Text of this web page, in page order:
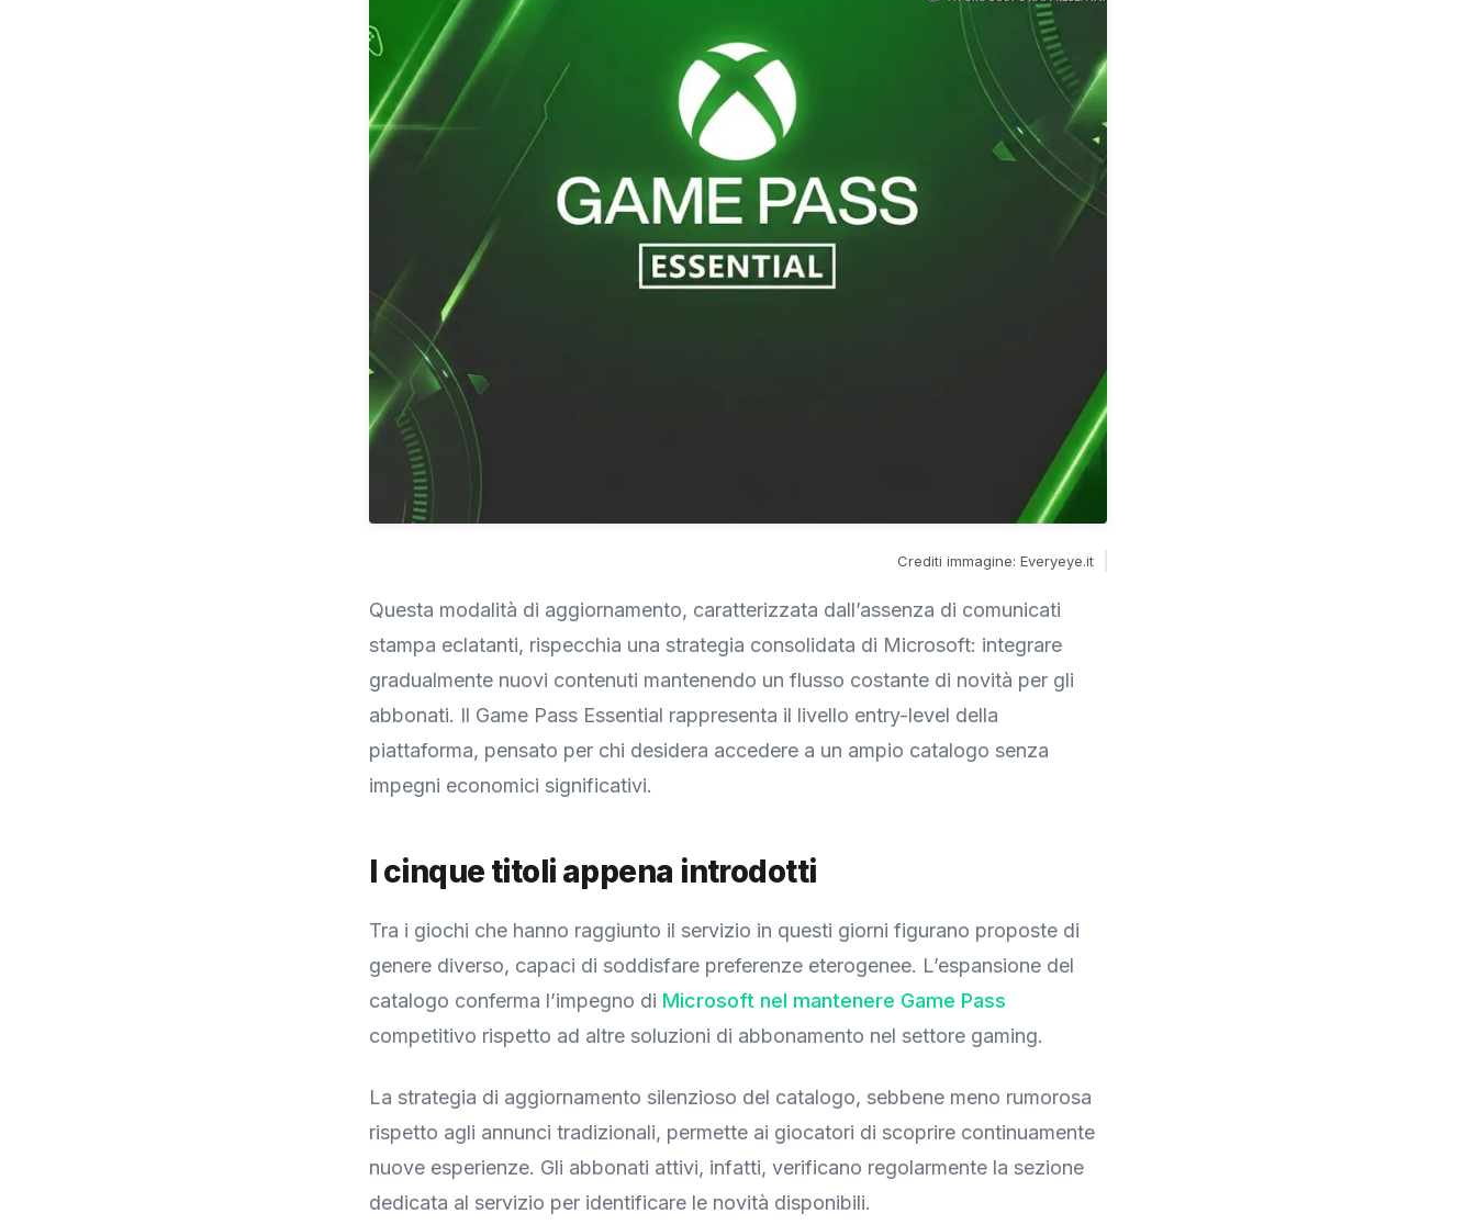
Crediti immagine: Everyeye.it
Questa modalità di aggiornamento, caratterizzata dall’assenza di comunicati
stampa eclatanti, rispecchia una strategia consolidata di Microsoft: integrare
gradualmente nuovi contenuti mantenendo un flusso costante di novità per gli
abbonati. Il Game Pass Essential rappresenta il livello entry-level della
piattaforma, pensato per chi desidera accedere a un ampio catalogo senza
impegni economici significativi.
I cinque titoli appena introdotti
Tra i giochi che hanno raggiunto il servizio in questi giorni figurano proposte di
genere diverso, capaci di soddisfare preferenze eterogenee. L’espansione del
catalogo conferma l’impegno di Microsoft nel mantenere Game Pass
competitivo rispetto ad altre soluzioni di abbonamento nel settore gaming.
La strategia di aggiornamento silenzioso del catalogo, sebbene meno rumorosa
rispetto agli annunci tradizionali, permette ai giocatori di scoprire continuamente
nuove esperienze. Gli abbonati attivi, infatti, verificano regolarmente la sezione
dedicata al servizio per identificare le novità disponibili.